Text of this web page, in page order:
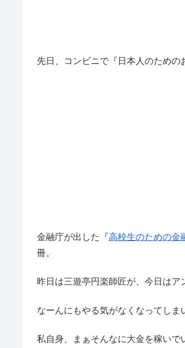
先日、コンビニで『日本人のための
金融庁が出した『高校生のための金
冊。
昨日は三遊亭円楽師匠が、今日は
なーんにもやる気がなくなってしま
私自身、まぁそんなに大金を稼い